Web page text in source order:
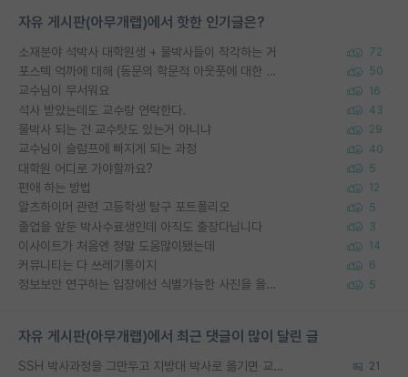
자유 게시판(아무개랩)에서 핫한 인기글은?
소재분야 석박사 대학원생 + 물박사들이 착각하는 거 72
포스텍 억까에 대해 (동문의 학문적 아웃풋에 대한 반박) 50
교수님이 무서워요 16
석사 받았는데도 교수랑 연락한다. 43
물박사 되는 건 교수탓도 있는거 아니냐 29
교수님이 슬럼프에 빠지게 되는 과정 40
대학원 어디로 가야할까요? 5
편애 하는 방법 12
알츠하이머 관련 고등학생 탐구 포트폴리오 5
졸업을 앞둔 박사수료생인데 아직도 출장다닙니다 3
이사이트가 처음엔 정말 도움많이됐는데 14
커뮤니티는 다 쓰레기통이지 6
정보보안 연구하는 입장에선 식별가능한 사진을 올리는건 비추이긴함 5
자유 게시판(아무개랩)에서 최근 댓글이 많이 달린 글
SSH 박사과정을 그만두고 지방대 박사로 옮기면 교수의 꿈은 끝일까요? 21